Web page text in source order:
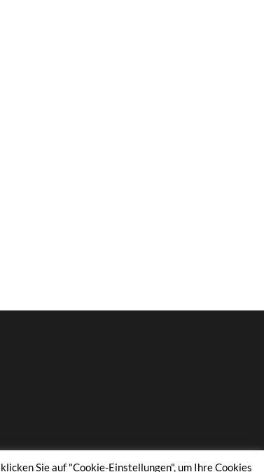
Sie auf "Cookie-Einstellungen", um Ihre Cookies